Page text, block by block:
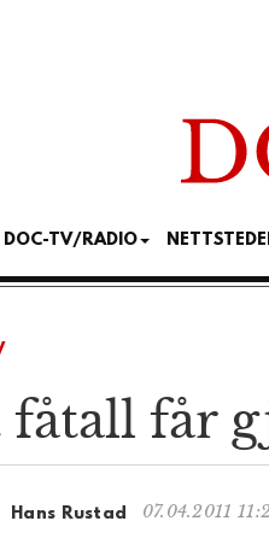
DOC-TV/RADIO
fåtall får
Hans Rustad 07.04.2011